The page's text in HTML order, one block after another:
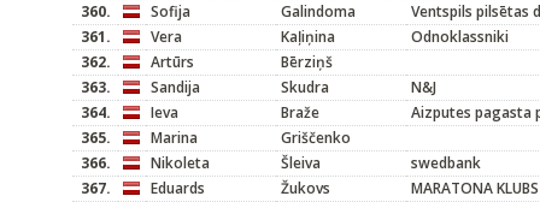
360.
Sofija Galindoma
Ventspils pilsētas
361.
Vera Kaļiņina
Odnoklassniki
362.
Artūrs
Bērziņš
363.
Sandija Skudra
N&J
364.
Ieva Braže
Aizputes pagasta
365.
Marina
Griščenko
366.
Nikoleta Šleiva
swedbank
367.
Eduards Žukovs
MARATONA KLUBS